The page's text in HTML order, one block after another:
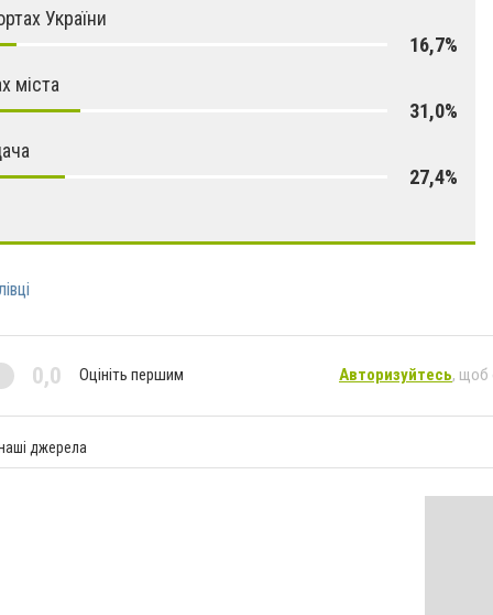
України
16,7%
міста
31,0%
27,4%
0,0 Оцініть першим Авторизуйтесь, щоб
джерела